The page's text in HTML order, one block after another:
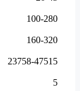
100-280
160-320
23758-47515
5